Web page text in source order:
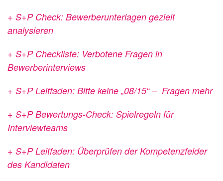
+ S+P Check: Bewerberunterlagen gezielt
analysieren
+ S+P Checkliste: Verbotene Fragen in
Bewerberinterviews
+ S+P Leitfaden: Bitte keine „08/15“ – Fragen mehr
+ S+P Bewertungs-Check: Spielregeln für
Interviewteams
+ S+P Leitfaden: Überprüfen der Kompetenzfelder
des Kandidaten